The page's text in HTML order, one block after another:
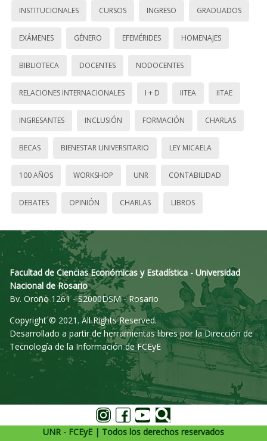
INSTITUCIONALES CURSOS INGRESO GRADUADOS
EXÁMENES GÉNERO EFEMÉRIDES HOMENAJES
BIBLIOTECA DOCENTES NODOCENTES
RELACIONES INTERNACIONALES I + D IITEA IITAE
INGRESANTES INCLUSIÓN FORMACIÓN CHARLAS
BECAS BIENESTAR UNIVERSITARIO LEY MICAELA
100 AÑOS WORKSHOP UNR CONTABILIDAD
DEBATES OPINIÓN CHARLAS LIBROS
Facultad de Ciencias Económicas y Estadística - Universidad
Nacional de Rosario
Bv. Oroño 1261 - S2000DSM - Rosario
Copyright © 2021. All Rights Reserved.
Desarrollado a partir de herramientas libres por la Dirección de
Tecnología de la Información de FCEyE
UNR - FCEyE | Todos los derechos reservados